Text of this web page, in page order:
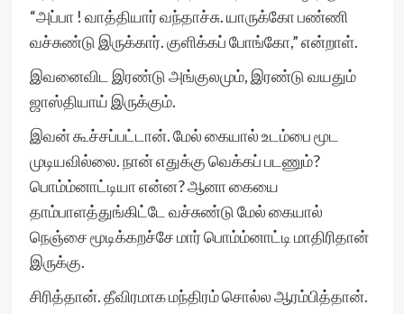
“அப்பா ! வாத்தியார் வந்தாச்சு. யாருக்கோ பண்ணி
வச்சுண்டு இருக்கார். குளிக்கப் போங்கோ,” என்றாள்.
இவனைவிட இரண்டு அங்குலமும், இரண்டு வயதும்
ஜாஸ்தியாய் இருக்கும்.
இவன் கூச்சப்பட்டான். மேல் கையால் உடம்பை மூட
முடியவில்லை. நான் எதுக்கு வெக்கப் படணும்?
பொம்ம்னாட்டியா என்ன? ஆனா கையை
தாம்பாளத்துங்கிட்டே வச்சுண்டு மேல் கையால்
நெஞ்சை மூடிக்கறச்சே மார் பொம்ம்னாட்டி மாதிரிதான்
இருக்கு.
சிரித்தான். தீவிரமாக மந்திரம் சொல்ல ஆரம்பித்தான்.